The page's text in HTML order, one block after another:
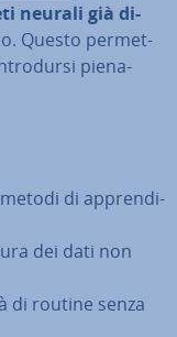
neurali già di­
Questo per­met­
pie­na­
di ap­pren­di­
dei dati non
di routine senza